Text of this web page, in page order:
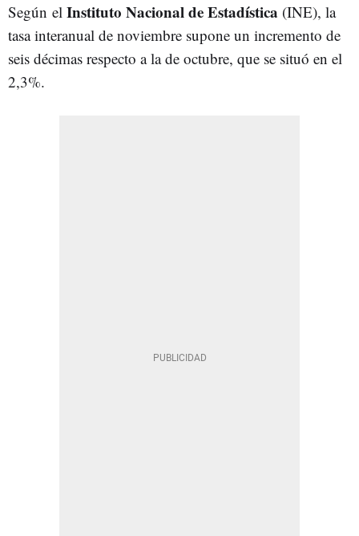
Según el Instituto Nacional de Estadística (INE), la
tasa interanual de noviembre supone un incremento de
seis décimas respecto a la de octubre, que se situó en el
2,3%.